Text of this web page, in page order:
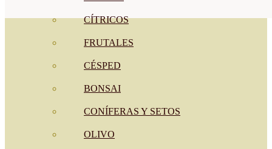
CÍTRICOS
FRUTALES
CÉSPED
BONSAI
CONÍFERAS Y SETOS
OLIVO